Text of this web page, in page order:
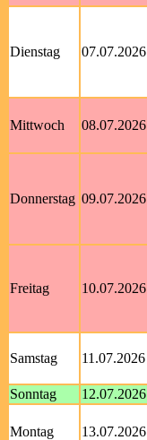
Dienstag 07.07.2026
Mittwoch 08.07.2026
Donnerstag 09.07.2026
Freitag 10.07.2026
Samstag 11.07.2026
Sonntag
12.07.2026
Montag 13.07.2026